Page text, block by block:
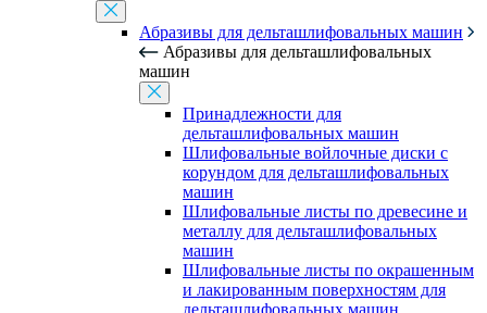
Абразивы для дельташлифовальных машин
Абразивы для дельташлифовальных
машин
Принадлежности для
дельташлифовальных машин
Шлифовальные войлочные диски с
корундом для дельташлифовальных
машин
Шлифовальные листы по древесине и
металлу для дельташлифовальных
машин
Шлифовальные листы по окрашенным
и лакированным поверхностям для
дельташлифовальных машин